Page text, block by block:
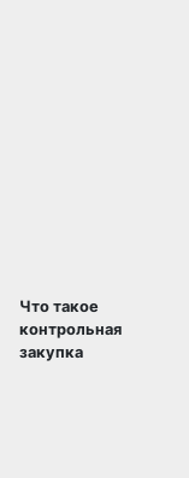
Что такое
контрольная
закупка